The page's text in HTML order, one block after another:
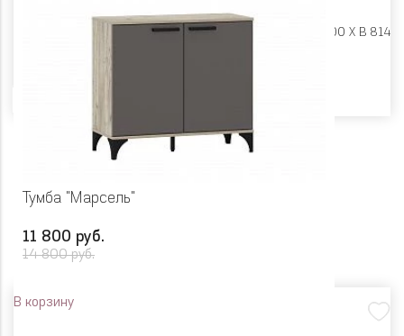
Ш 1350 X Г 400 X В 814
Тумба "Марсель"
11 800 руб.
14 800 руб.
В корзину